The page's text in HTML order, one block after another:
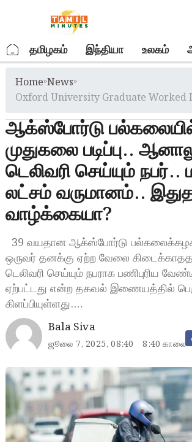
. தமிழகம் இந்தியா உலகம்
Home»News»
Oxford University Graduate Worked
ஆக்ஸ்போர்டு
முதுகலை படிப்பு..
டெலிவரி செய்யும் நபர்..
லட்சம் வருமானம்..
வாழ்க்கையா?
39 வயதான ஆக்ஸ்போர்டு பல்கலைக்கழக
ஒருவர் தனக்கு ஏற்ற வேலை
டெலிவரி செய்யும் நபராக பணிபுரிய
ஏற்பட்டது என்ற தகவல் இணையத்தில்
கிளப்பியுள்ளது.…
Bala Siva
ஜூலை 7, 2025, 08:40 8:40 காலை